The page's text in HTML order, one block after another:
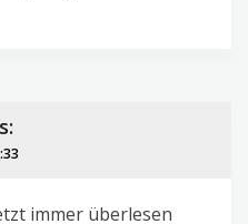
immer überlesen